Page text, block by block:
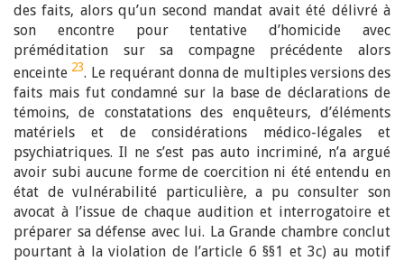
des faits, alors qu’un second mandat avait été délivré à
son encontre pour tentative d’homicide avec
préméditation sur sa compagne précédente alors
enceinte 23. Le requérant donna de multiples versions des
faits mais fut condamné sur la base de déclarations de
témoins, de constatations des enquêteurs, d’éléments
matériels et de considérations médico-légales et
psychiatriques. Il ne s’est pas auto incriminé, n’a argué
avoir subi aucune forme de coercition ni été entendu en
état de vulnérabilité particulière, a pu consulter son
avocat à l’issue de chaque audition et interrogatoire et
préparer sa défense avec lui. La Grande chambre conclut
pourtant à la violation de l’article 6 §§1 et 3c) au motif